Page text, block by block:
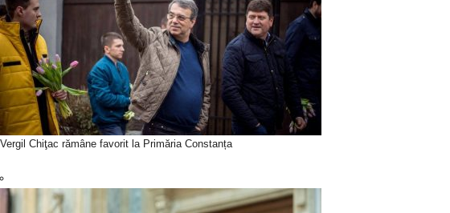
Vergil Chiţac rămâne favorit la Primăria Constanța